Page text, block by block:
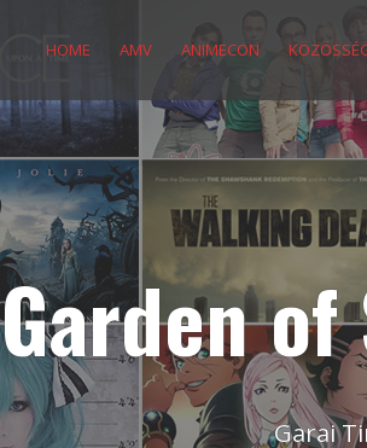
HOME AMV ANIMECON
Garden
Garai